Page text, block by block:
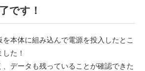
です！
本体に組み込んで電源を投入したとこ
た！
データも残っていることが確認できた